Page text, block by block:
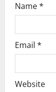
Name*
Email *
Website